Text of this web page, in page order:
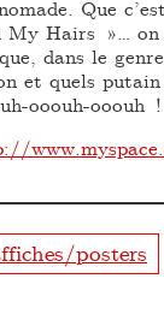
Que
My Hairs »… on
dans le
et quels
ooouh-ooouh
posters